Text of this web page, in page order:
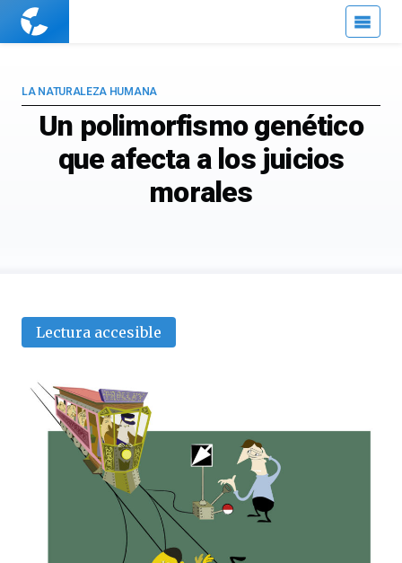
Cuaderno
Un polimorfismo genético
que afecta a los juicios
morales
LA NATURALEZA HUMANA
Lectura accesible